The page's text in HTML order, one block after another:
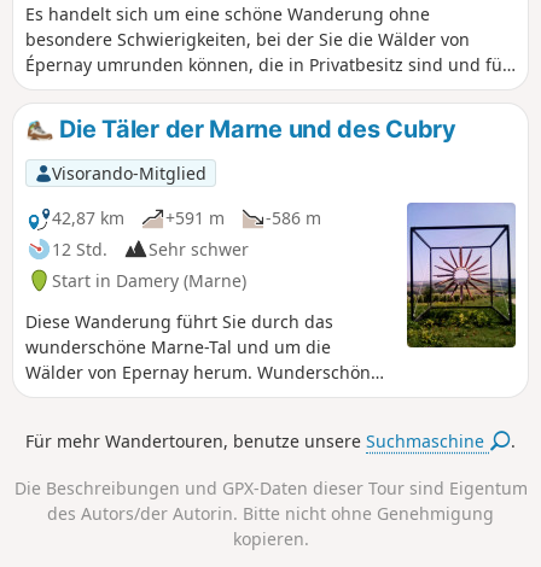
Es handelt sich um eine schöne Wanderung ohne
besondere Schwierigkeiten, bei der Sie die Wälder von
Épernay umrunden können, die in Privatbesitz sind und für
Wanderer gesperrt sind.Diese Route führt durch die
Weinberge der Champagne und die Wälder und bietet
einen herrlichen Blick auf die Täler der Marne und des
Cubry.
Die Täler der Marne und des Cubry
Visorando-Mitglied
42,87 km
+591 m
-586 m
12 Std.
Sehr schwer
Start in Damery (Marne)
Diese Wanderung führt Sie durch das
wunderschöne Marne-Tal und um die
Wälder von Epernay herum. Wunderschöne
Ausblicke auf die herrlichen Weinberge der
Für mehr Wandertouren, benutze unsereSuchmaschine .
Die Beschreibungen und GPX-Daten dieser Tour sind Eigentum
des Autors/der Autorin. Bitte nicht ohne Genehmigung
kopieren.